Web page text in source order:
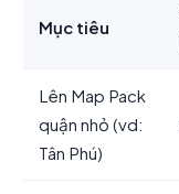
Mục tiêu
Lên Map Pack
quận nhỏ (vd:
Tân Phú)